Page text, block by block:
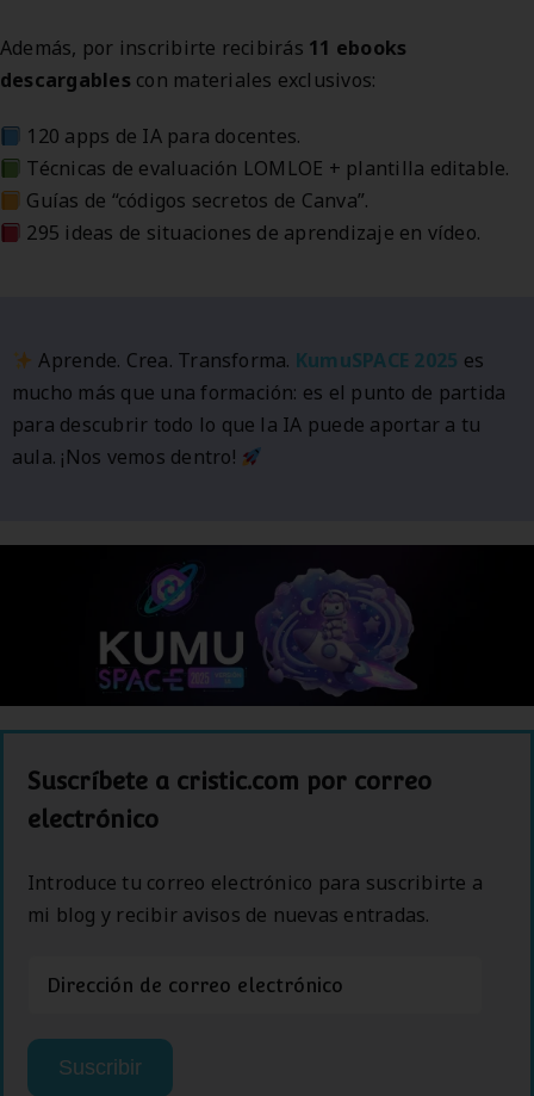
Además, por inscribirte recibirás 11 ebooks
descargables con materiales exclusivos:
120 apps de IA para docentes.
Técnicas de evaluación LOMLOE + plantilla editable.
Guías de “códigos secretos de Canva”.
295 ideas de situaciones de aprendizaje en vídeo.
Aprende. Crea. Transforma. KumuSPACE 2025 es
mucho más que una formación: es el punto de partida
para descubrir todo lo que la IA puede aportar a tu
aula. ¡Nos vemos dentro!
Suscríbete a cristic.com por correo
electrónico
Introduce tu correo electrónico para suscribirte a
mi blog y recibir avisos de nuevas entradas.
Dirección
correo
electrónico
Suscribir